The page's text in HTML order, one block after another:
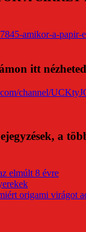
amikor-a-papir-
itt
channel/
a
elmúlt 8 évre
origami virágot